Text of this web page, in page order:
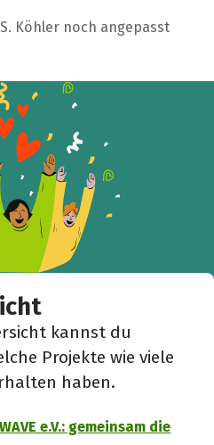
Köhler noch angepasst
kannst du
Projekte wie viele
haben.
e.V.: gemeinsam die